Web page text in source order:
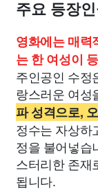
주요 등장
영화에는 매력
는 한 여성이
주인공인 수정
랑스러운 여성
파 성격으로,
정수는 자상하
정을 불어넣습
스터리한 존재
됩니다.